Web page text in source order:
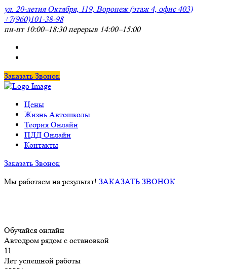
ул. 20-летия Октября, 119, Воронеж (этаж 4, офис 403)
+7(960)101-38-98
пн-пт 10:00–18:30 перерыв 14:00–15:00
Заказать Звонок
Цены
Жизнь Автошколы
Теория Онлайн
ПДД Онлайн
Контакты
Заказать Звонок
Мы работаем на результат! ЗАКАЗАТЬ ЗВОНОК
Обучайся онлайн
Автодром рядом с остановкой
11
Лет успешной работы